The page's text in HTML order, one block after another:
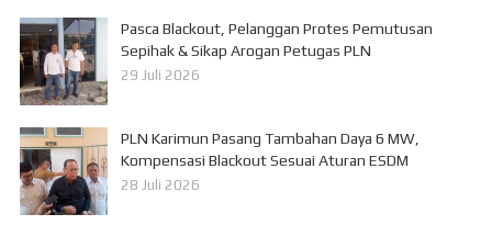
Pasca Blackout, Pelanggan Protes Pemutusan
Sepihak & Sikap Arogan Petugas PLN
29 Juli 2026
PLN Karimun Pasang Tambahan Daya 6 MW,
Kompensasi Blackout Sesuai Aturan ESDM
28 Juli 2026